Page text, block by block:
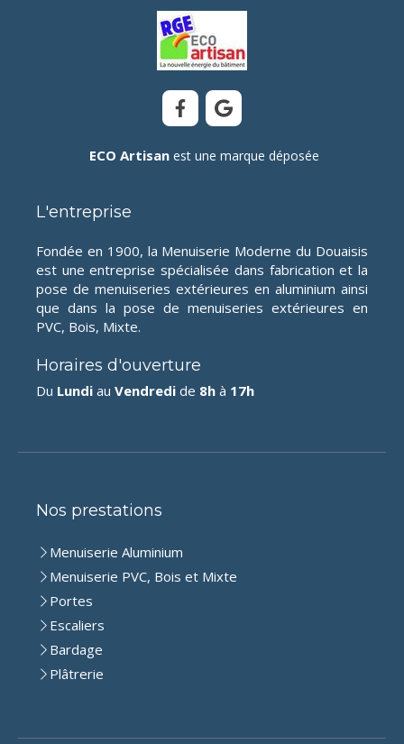
ECO Artisanest une marque déposée
L'entreprise
Fondée en 1900, la Menuiserie Moderne du Douaisis
est une entreprise spécialisée dans fabrication et la
pose de menuiseries extérieures en aluminium ainsi
que dans la pose de menuiseries extérieures en
PVC, Bois, Mixte.
Horaires d'ouverture
Du Lundi au Vendredi de 8h à 17h
Nos prestations
Menuiserie Aluminium
Menuiserie PVC, Bois et Mixte
Portes
Escaliers
Bardage
Plâtrerie